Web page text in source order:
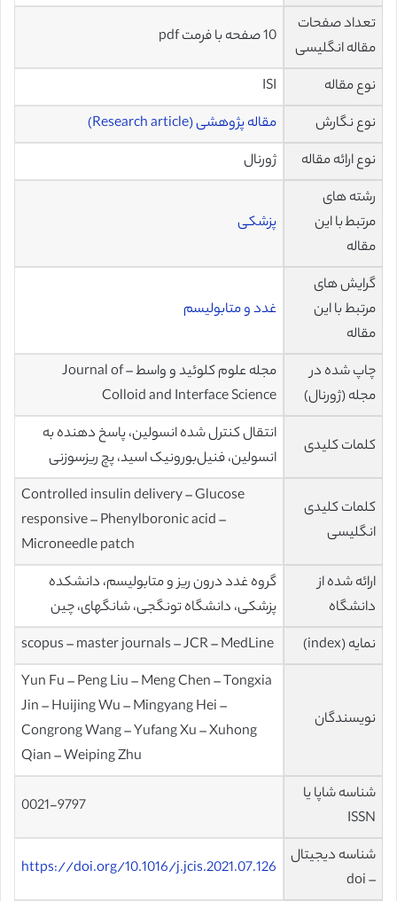
تعداد صفحات
مقاله انگلیسی
10 صفحه با فرمت pdf
نوع مقاله
ISI
نوع نگارش
مقاله پژوهشی (Research article)
نوع ارائه مقاله
ژورنال
رشته های
مرتبط با این
مقاله
پزشکی
گرایش های
مرتبط با این
مقاله
غدد و متابولیسم
چاپ شده در
مجله (ژورنال)
مجله علوم کلوئید و واسط – Journal of
Colloid and Interface Science
کلمات کلیدی
انتقال کنترل شده انسولین، پاسخ دهنده به
انسولین، فنیل‌بورونیک اسید، پچ ریزسوزنی
کلمات کلیدی
انگلیسی
Controlled insulin delivery – Glucose
responsive – Phenylboronic acid –
Microneedle patch
ارائه شده از
دانشگاه
گروه غدد درون ریز و متابولیسم، دانشکده
پزشکی، دانشگاه تونگجی، شانگهای، چین
نمایه (index)
scopus – master journals – JCR – MedLine
نویسندگان
Yun Fu – Peng Liu – Meng Chen – Tongxia
Jin – Huijing Wu – Mingyang Hei –
Congrong Wang – Yufang Xu – Xuhong
Qian – Weiping Zhu
شناسه شاپا یا
ISSN
0021-9797
شناسه دیجیتال
– doi
https://doi.org/10.1016/j.jcis.2021.07.126